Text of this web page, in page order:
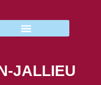
JALLIEU